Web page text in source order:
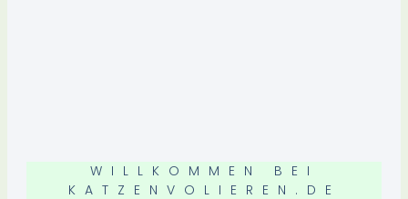
WILLKOMMEN BEI
KATZENVOLIEREN.DE